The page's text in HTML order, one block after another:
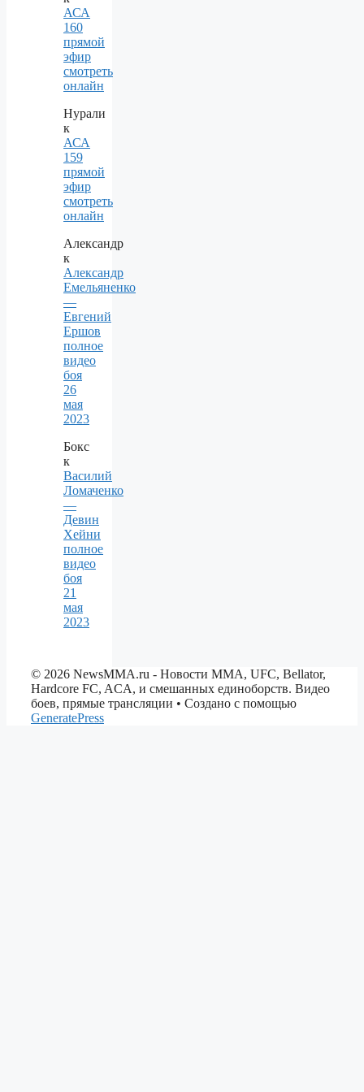
АСА
160
прямой
эфир
смотреть
онлайн
Нурали
к
АСА
159
прямой
эфир
смотреть
онлайн
Александр
к
Александр
Емельяненко
—
Евгений
Ершов
полное
видео
боя
26
мая
2023
Бокс
к
Василий
Ломаченко
—
Девин
Хейни
полное
видео
боя
21
мая
2023
© 2026 NewsMMA.ru - Новости ММА, UFC, Bellator,
Hardcore FC, ACA, и смешанных единоборств. Видео
боев, прямые трансляции • Создано с помощью
GeneratePress